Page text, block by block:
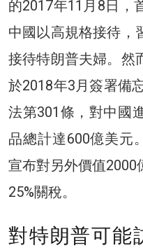
的2017年11月8日，
中國以高規格接待，
接待特朗普夫婦。然
於2018年3月簽署備
法第301條，對中國
品總計達600億美元
宣布對另外價值2000
25%關稅。
對特朗普可能